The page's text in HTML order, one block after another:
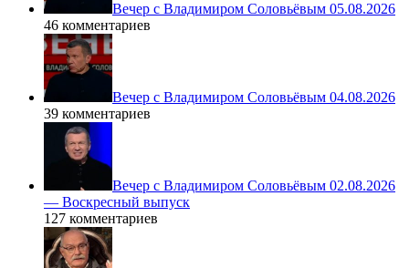
Вечер с Владимиром Соловьёвым 05.08.2026
46 комментариев
Вечер с Владимиром Соловьёвым 04.08.2026
39 комментариев
Вечер с Владимиром Соловьёвым 02.08.2026
— Воскресный выпуск
127 комментариев